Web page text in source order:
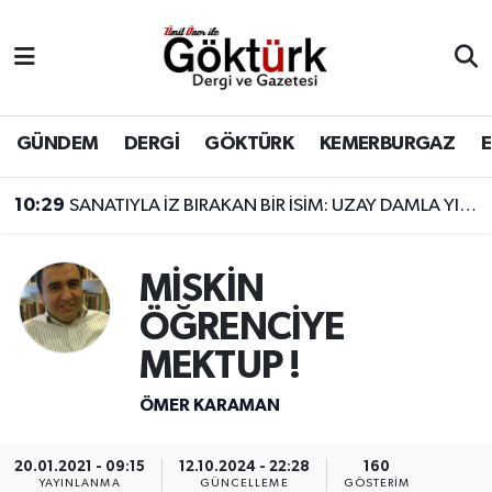
GÜNDEM DERGİ GÖKTÜRK KEMERBURGAZ
10:29 SANATIYLA İZ BIRAKAN BİR İSİM: UZAY DAMLA YILDIZ
12:34 Yeraltı'nın Melek'i Ülkü Hilal Çiftçi’nin babası Hakan Çelebi'den şikayetçi oldu! Menajerlik şirketinden jet açıklama
MİSKİN
ÖĞRENCİYE
MEKTUP !
ÖMER KARAMAN
20.01.2021 - 09:15
YAYINLANMA
12.10.2024 - 22:28
GÜNCELLEME
160
GÖSTERIM
BİLİM
DERGİ
EĞİTİM
EKONOMİ
GÜNDEM
Eyüpsultan Hava Durumu
Eyüpsultan Trafik Yoğunluk Haritası
Süper Lig Puan Durumu ve Fikstür
Son Dakika Haberleri
Haber Arşivi